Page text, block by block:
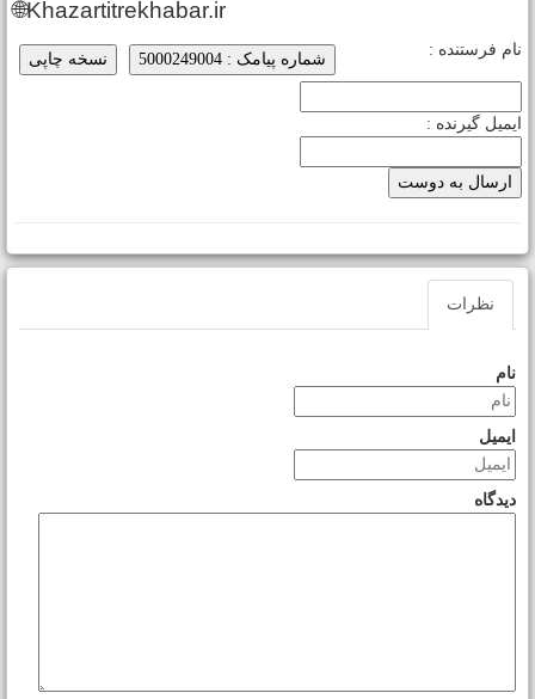
🌐Khazartitrekhabar.ir
نسخه چاپی شماره پیامک : 5000249004
فرستنده :
گیرنده :
نظرات
نام
ایمیل
دیدگاه